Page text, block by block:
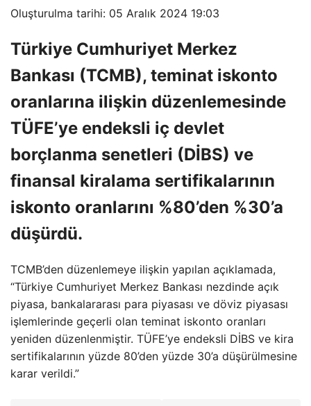
Oluşturulma tarihi: 05 Aralık 2024 19:03
Türkiye Cumhuriyet Merkez
Bankası (TCMB), teminat iskonto
oranlarına ilişkin düzenlemesinde
TÜFE’ye endeksli iç devlet
borçlanma senetleri (DİBS) ve
finansal kiralama sertifikalarının
iskonto oranlarını %80’den %30’a
düşürdü.
TCMB’den düzenlemeye ilişkin yapılan açıklamada,
“Türkiye Cumhuriyet Merkez Bankası nezdinde açık
piyasa, bankalararası para piyasası ve döviz piyasası
işlemlerinde geçerli olan teminat iskonto oranları
yeniden düzenlenmiştir. TÜFE’ye endeksli DİBS ve kira
sertifikalarının yüzde 80’den yüzde 30’a düşürülmesine
karar verildi.”